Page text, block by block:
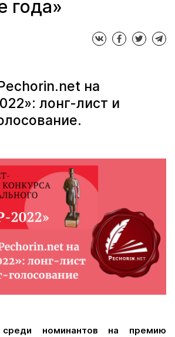
года»
на
лонг-лист и
номинантов на премию